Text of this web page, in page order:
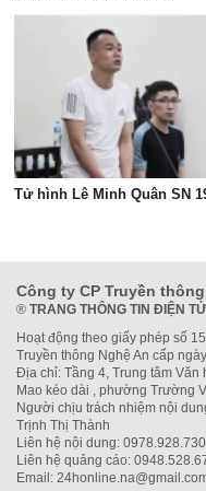
Tử hình Lê Minh Quân SN
Công ty CP Truyền
® TRANG THÔNG TIN ĐIỆN
Hoạt động theo giấy phép số
Truyền thông Nghệ An cấp
Địa chỉ: Tầng 4, Trung tâm Văn
Mao kéo dài , phường Trường
Người chịu trách nhiệm nội
Trịnh Thị Thành
Liên hệ nội dung: 0978.928.730
Liên hệ quảng cáo:
Email: